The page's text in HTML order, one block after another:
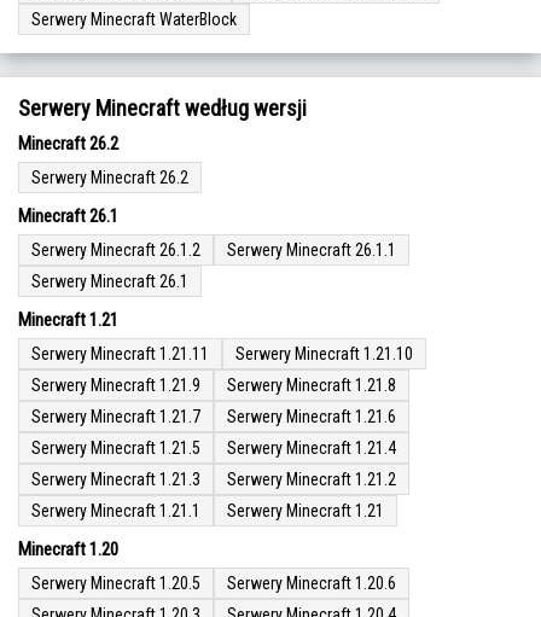
Serwery Minecraft WaterBlock
Serwery Minecraft według wersji
Minecraft 26.2
Serwery Minecraft 26.2
Minecraft 26.1
Serwery Minecraft 26.1.2
Serwery Minecraft 26.1.1
Serwery Minecraft 26.1
Minecraft 1.21
Serwery Minecraft 1.21.11
Serwery Minecraft 1.21.10
Serwery Minecraft 1.21.9
Serwery Minecraft 1.21.8
Serwery Minecraft 1.21.7
Serwery Minecraft 1.21.6
Serwery Minecraft 1.21.5
Serwery Minecraft 1.21.4
Serwery Minecraft 1.21.3
Serwery Minecraft 1.21.2
Serwery Minecraft 1.21.1
Serwery Minecraft 1.21
Minecraft 1.20
Serwery Minecraft 1.20.5
Serwery Minecraft 1.20.6